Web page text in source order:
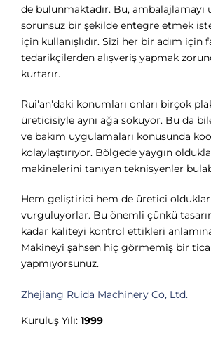
de bulunmaktadır. Bu, ambalajlamayı
sorunsuz bir şekilde entegre etmek
için kullanışlıdır. Sizi her bir adım için
tedarikçilerden alışveriş yapmak
kurtarır.
Rui'an'daki konumları onları birçok
üreticisiyle aynı ağa sokuyor. Bu da
ve bakım uygulamaları konusunda
kolaylaştırıyor. Bölgede yaygın
makinelerini tanıyan teknisyenler
Hem geliştirici hem de üretici
vurguluyorlar. Bu önemli çünkü
kadar kaliteyi kontrol ettikleri
Makineyi şahsen hiç görmemiş bir
yapmıyorsunuz.
Zhejiang Ruida Machinery Co, Ltd.
Kuruluş Yılı: 1999